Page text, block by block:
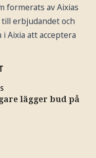
formerats av Aixias
erbjudandet och
Aixia att acceptera
lägger bud på